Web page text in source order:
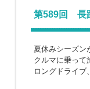
第589回 長
夏休みシーズン
クルマに乗って
ロングドライブ